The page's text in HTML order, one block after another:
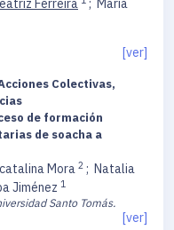
Ferreira ; Maria
[ver]
Colectivas,
de formación
de soacha a
Mora 2 ; Natalia
Jiménez 1
Santo Tomás.
[ver]